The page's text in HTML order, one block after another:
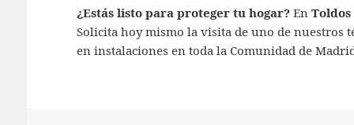
¿Estás listo para proteger tu hogar?En Toldos
Solicita hoy mismo la visita de uno de nuestros
en instalaciones en toda la Comunidad de